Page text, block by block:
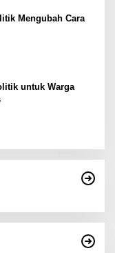
Mengubah Cara
untuk Warga